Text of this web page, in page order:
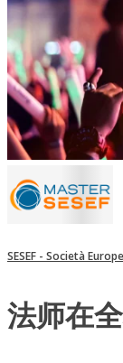
SESEF - Società
法师在